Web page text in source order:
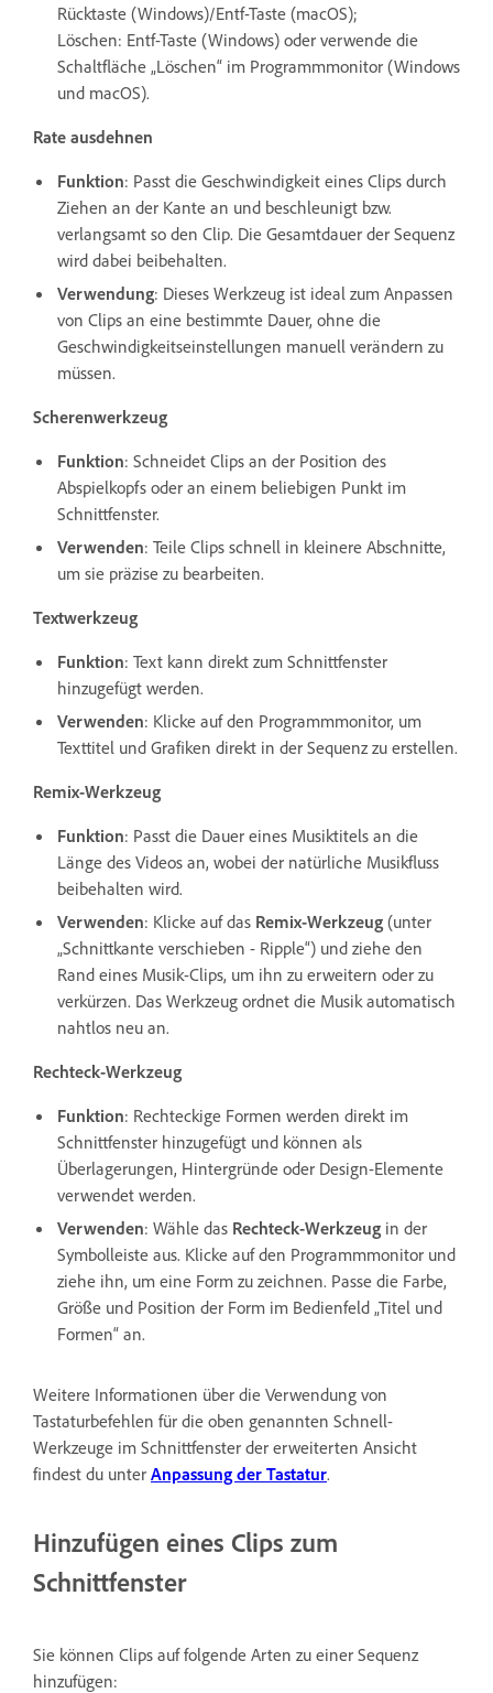
Rücktaste (Windows)/Entf-Taste (macOS);
Löschen: Entf-Taste (Windows) oder verwende die
Schaltfläche „Löschen“ im Programmmonitor (Windows
und macOS).
Rate ausdehnen
Funktion: Passt die Geschwindigkeit eines Clips durch
Ziehen an der Kante an und beschleunigt bzw.
verlangsamt so den Clip. Die Gesamtdauer der Sequenz
wird dabei beibehalten.
Verwendung: Dieses Werkzeug ist ideal zum Anpassen
von Clips an eine bestimmte Dauer, ohne die
Geschwindigkeitseinstellungen manuell verändern zu
müssen.
Scherenwerkzeug
Funktion: Schneidet Clips an der Position des
Abspielkopfs oder an einem beliebigen Punkt im
Schnittfenster.
Verwenden: Teile Clips schnell in kleinere Abschnitte,
um sie präzise zu bearbeiten.
Textwerkzeug
Funktion: Text kann direkt zum Schnittfenster
hinzugefügt werden.
Verwenden: Klicke auf den Programmmonitor, um
Texttitel und Grafiken direkt in der Sequenz zu erstellen.
Remix-Werkzeug
Funktion: Passt die Dauer eines Musiktitels an die
Länge des Videos an, wobei der natürliche Musikfluss
beibehalten wird.
Verwenden: Klicke auf das Remix-Werkzeug (unter
„Schnittkante verschieben - Ripple“) und ziehe den
Rand eines Musik-Clips, um ihn zu erweitern oder zu
verkürzen. Das Werkzeug ordnet die Musik automatisch
nahtlos neu an.
Rechteck-Werkzeug
Funktion: Rechteckige Formen werden direkt im
Schnittfenster hinzugefügt und können als
Überlagerungen, Hintergründe oder Design-Elemente
verwendet werden.
Verwenden: Wähle das Rechteck-Werkzeug in der
Symbolleiste aus. Klicke auf den Programmmonitor und
ziehe ihn, um eine Form zu zeichnen. Passe die Farbe,
Größe und Position der Form im Bedienfeld „Titel und
Formen“ an.
Weitere Informationen über die Verwendung von
Tastaturbefehlen für die oben genannten Schnell-
Werkzeuge im Schnittfenster der erweiterten Ansicht
findest du unter Anpassung der Tastatur.
Hinzufügen eines Clips zum
Schnittfenster
Sie können Clips auf folgende Arten zu einer Sequenz
hinzufügen: